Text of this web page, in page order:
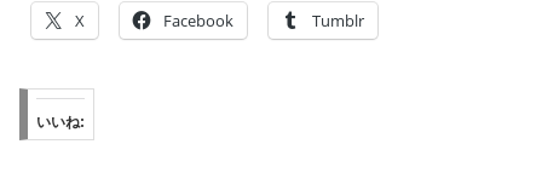
X Facebook Tumblr
いいね: